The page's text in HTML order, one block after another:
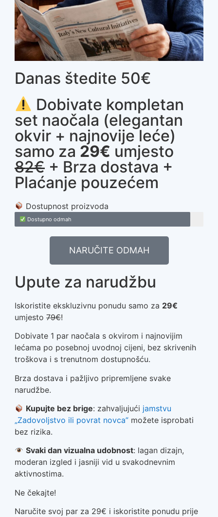
Danas štedite 50€
Dobivate kompletan
set naočala (elegantan
okvir + najnovije leće)
samo za 29€ umjesto
82€ + Brza dostava +
Plaćanje pouzećem
Dostupnost proizvoda
Dostupno odmah
NARUČITE ODMAH
Upute za narudžbu
Iskoristite ekskluzivnu ponudu samo za 29€
umjesto 79€!
Dobivate 1 par naočala s okvirom i najnovijim
lećama po posebnoj uvodnoj cijeni, bez skrivenih
troškova i s trenutnom dostupnošću.
Brza dostava i pažljivo pripremljene svake
narudžbe.
Kupujte bez brige: zahvaljujući jamstvu
„Zadovoljstvo ili povrat novca” možete isprobati
bez rizika.
Svaki dan vizualna udobnost: lagan dizajn,
moderan izgled i jasniji vid u svakodnevnim
aktivnostima.
Ne čekajte!
Naručite svoj par za 29€ i iskoristite ponudu prije